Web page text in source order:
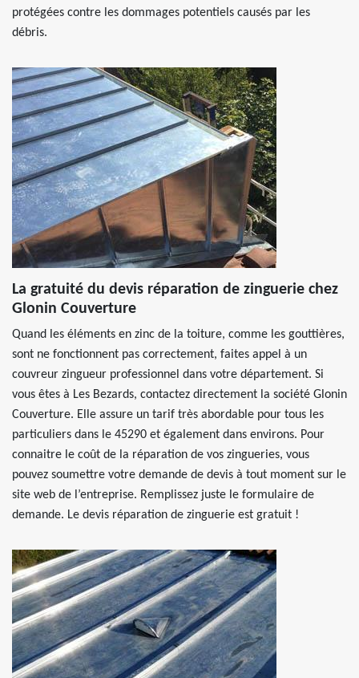
protégées contre les dommages potentiels causés par les
débris.
La gratuité du devis réparation de zinguerie chez
Glonin Couverture
Quand les éléments en zinc de la toiture, comme les gouttières,
sont ne fonctionnent pas correctement, faites appel à un
couvreur zingueur professionnel dans votre département. Si
vous êtes à Les Bezards, contactez directement la société Glonin
Couverture. Elle assure un tarif très abordable pour tous les
particuliers dans le 45290 et également dans environs. Pour
connaitre le coût de la réparation de vos zingueries, vous
pouvez soumettre votre demande de devis à tout moment sur le
site web de l’entreprise. Remplissez juste le formulaire de
demande. Le devis réparation de zinguerie est gratuit !